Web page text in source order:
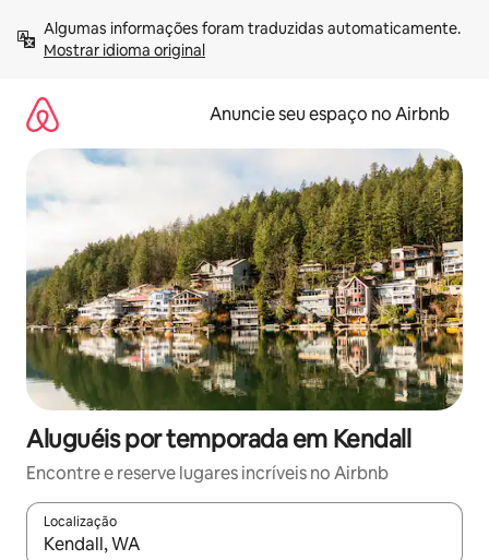
para
Mostrar idioma original
Anuncie seu espaço no Airbnb
Aluguéis por temporada em Kendall
Encontre e reserve lugares incríveis no Airbnb
Localização
Quando os resultados estiverem disponíveis, explore-os